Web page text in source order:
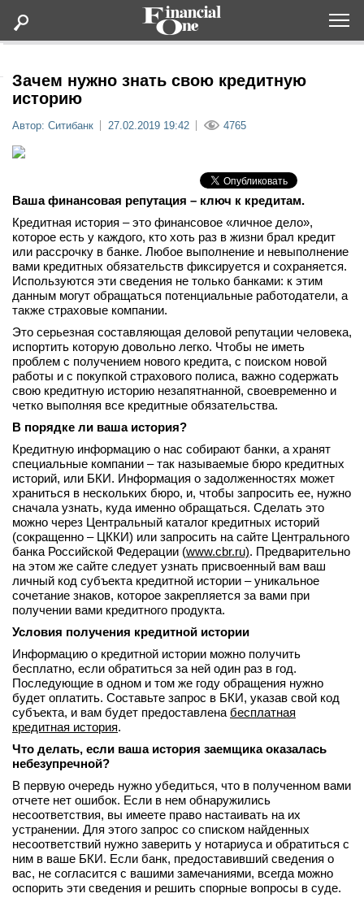
Статьи
Lifestyle
Мероприятия
Новости
Интервью
вконтакте
телеграм
Стать автором
Вход
Зачем нужно знать свою кредитную
историю
Автор: Ситибанк 27.02.2019 19:42 4765
Ваша финансовая репутация – ключ к кредитам.
Кредитная история – это финансовое «личное дело»,
которое есть у каждого, кто хоть раз в жизни брал кредит
или рассрочку в банке. Любое выполнение и невыполнение
вами кредитных обязательств фиксируется и сохраняется.
Используются эти сведения не только банками: к этим
данным могут обращаться потенциальные работодатели, а
также страховые компании.
Это серьезная составляющая деловой репутации человека,
испортить которую довольно легко. Чтобы не иметь
проблем с получением нового кредита, с поиском новой
работы и с покупкой страхового полиса, важно содержать
свою кредитную историю незапятнанной, своевременно и
четко выполняя все кредитные обязательства.
В порядке ли ваша история?
Кредитную информацию о нас собирают банки, а хранят
специальные компании – так называемые бюро кредитных
историй, или БКИ. Информация о задолженностях может
храниться в нескольких бюро, и, чтобы запросить ее, нужно
сначала узнать, куда именно обращаться. Сделать это
можно через Центральный каталог кредитных историй
(сокращенно – ЦККИ) или запросить на сайте Центрального
банка Российской Федерации (www.cbr.ru). Предварительно
на этом же сайте следует узнать присвоенный вам ваш
личный код субъекта кредитной истории – уникальное
сочетание знаков, которое закрепляется за вами при
получении вами кредитного продукта.
Условия получения кредитной истории
Информацию о кредитной истории можно получить
бесплатно, если обратиться за ней один раз в год.
Последующие в одном и том же году обращения нужно
будет оплатить. Составьте запрос в БКИ, указав свой код
субъекта, и вам будет предоставлена бесплатная
кредитная история.
Что делать, если ваша история заемщика оказалась
небезупречной?
В первую очередь нужно убедиться, что в полученном вами
отчете нет ошибок. Если в нем обнаружились
несоответствия, вы имеете право настаивать на их
устранении. Для этого запрос со списком найденных
несоответствий нужно заверить у нотариуса и обратиться с
ним в ваше БКИ. Если банк, предоставивший сведения о
вас, не согласится с вашими замечаниями, всегда можно
оспорить эти сведения и решить спорные вопросы в суде.